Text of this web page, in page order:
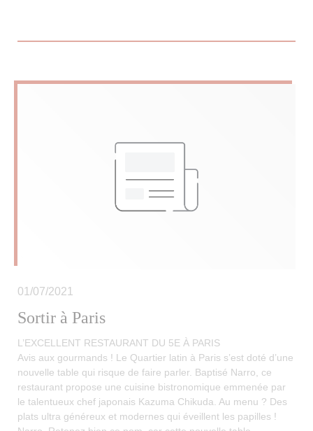
Sortir à Paris
01/07/2021
L’EXCELLENT RESTAURANT DU 5E À PARIS
Avis aux gourmands ! Le Quartier latin à Paris s’est doté d’une
nouvelle table qui risque de faire parler. Baptisé Narro, ce
restaurant propose une cuisine bistronomique emmenée par
le talentueux chef japonais Kazuma Chikuda. Au menu ? Des
plats ultra généreux et modernes qui éveillent les papilles !